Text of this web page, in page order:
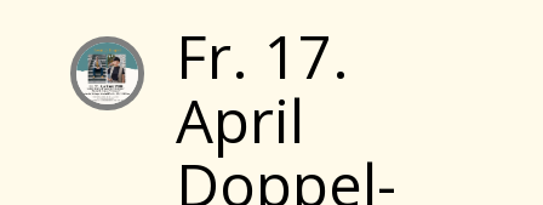
Fr. 17.
April
Doppel-